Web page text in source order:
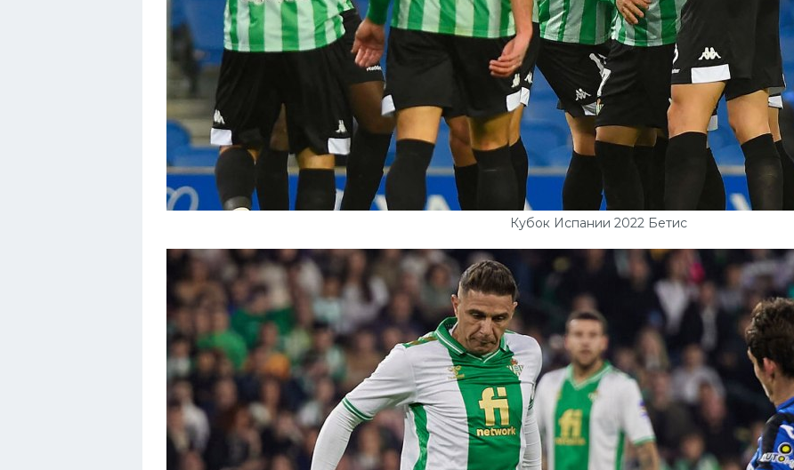
Кубок Испании 2022 Бетис